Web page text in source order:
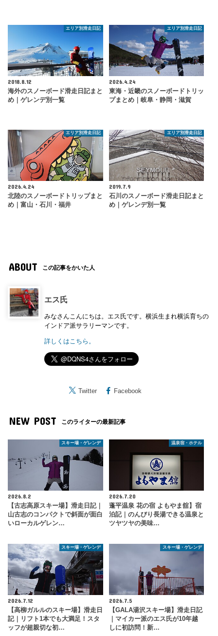
エリア別滑走日記
2018.8.12
海外のスノーボード滑走日記まと
め｜ゲレンデ別一覧
エリア別滑走日記
2026.4.24
東海・近畿のスノーボードトリッ
プまとめ｜岐阜・静岡・滋賀
エリア別滑走日記
2026.4.24
北陸のスノーボードトリップまと
め｜富山・石川・福井
エリア別滑走日記
2019.7.9
石川のスノーボード滑走日記まと
め｜ゲレンデ別一覧
ABOUT この記事をかいた人
エス氏
みなさんこんにちは。エス氏です。横浜生まれ横浜育ちの
インドア派サラリーマンです。
詳しくはこちら。
Twitter Facebook
NEW POST このライターの最新記事
スキー場・ゲレンデ
2026.8.2
【古志高原スキー場】滑走日記｜
山古志のコンパクトで斜面が面白
いローカルゲレン…
温泉宿・ホテル
2026.7.20
蓬平温泉 花の宿 よもやま舘】宿
泊記｜のんびり長湯できる温泉と
ツヤツヤの美味…
スキー場・ゲレンデ
2026.7.12
【高柳ガルルのスキー場】滑走日
記｜リフト1本でも大満足！スタ
ッフが超親切な初…
スキー場・ゲレンデ
2026.7.5
【GALA湯沢スキー場】滑走日記
｜マイカー派のエス氏が10年越
しに初訪問！新…